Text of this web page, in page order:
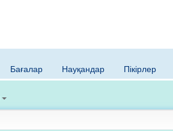
Бағалар Науқандар Пікірлер